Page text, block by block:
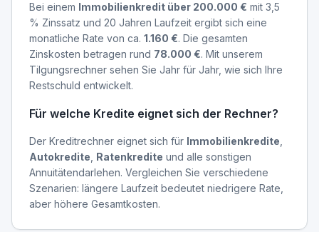
Bei einem Immobilienkredit über 200.000 € mit 3,5
% Zinssatz und 20 Jahren Laufzeit ergibt sich eine
monatliche Rate von ca. 1.160 €. Die gesamten
Zinskosten betragen rund 78.000 €. Mit unserem
Tilgungsrechner sehen Sie Jahr für Jahr, wie sich Ihre
Restschuld entwickelt.
Für welche Kredite eignet sich der Rechner?
Der Kreditrechner eignet sich für Immobilienkredite
Autokredite Ratenkredite und alle sonstigen
Annuitätendarlehen. Vergleichen Sie verschiedene
Szenarien: längere Laufzeit bedeutet niedrigere Rate,
aber höhere Gesamtkosten.